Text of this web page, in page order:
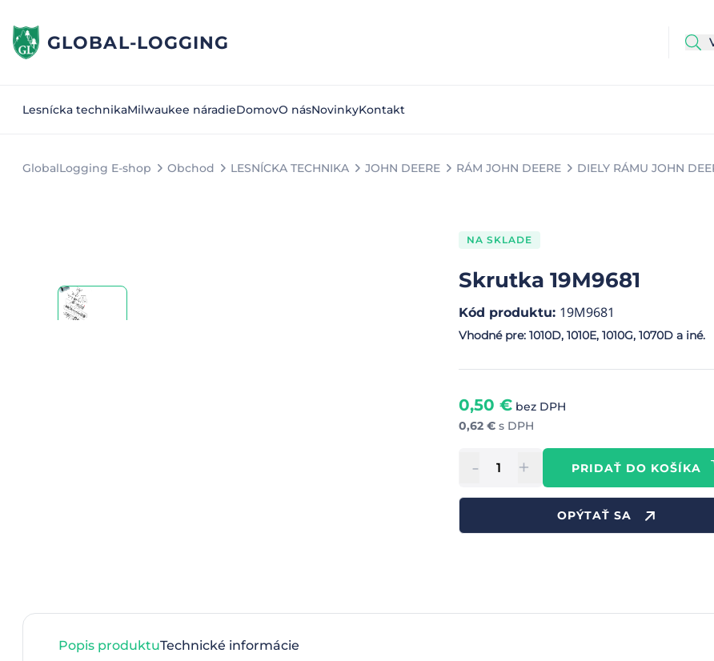
GLOBAL-LOGGING
Lesnícka technikaMilwaukee náradieDomovO násNovinkyKontakt
GlobalLogging E-shop Obchod LESNÍCKA TECHNIKA JOHN DEERE RÁM JOHN DEERE DIELY RÁMU JOHN
NA SKLADE
Skrutka 19M9681
Kód produktu: 19M9681
Vhodné pre: 1010D, 1010E, 1010G, 1070D a iné.
0,50 € bez DPH
0,62 € s DPH
- + PRIDAŤ DO KOŠÍKA
OPÝTAŤ SA
Popis produktuTechnické informácie